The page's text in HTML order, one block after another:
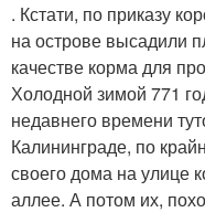
. Кстати, по приказу
на острове высадили
качестве корма для
Холодной зимой 771
недавнего времени
Калининграде, по
своего дома на улице
аллее. А потом их,